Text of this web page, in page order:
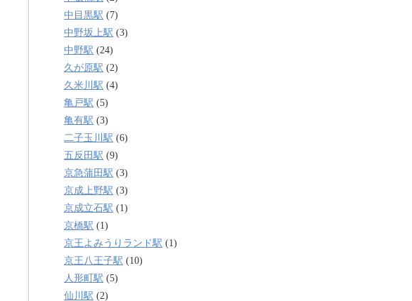
中目黒駅 (7)
中野坂上駅 (3)
中野駅 (24)
久が原駅 (2)
久米川駅 (4)
亀戸駅 (5)
亀有駅 (3)
二子玉川駅 (6)
五反田駅 (9)
京急蒲田駅 (3)
京成上野駅 (3)
京成立石駅 (1)
京橋駅 (1)
京王よみうりランド駅 (1)
京王八王子駅 (10)
人形町駅 (5)
仙川駅 (2)